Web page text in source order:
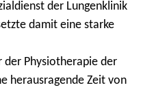
der Lungenklinik
damit eine starke
Physiotherapie der
herausragende Zeit von